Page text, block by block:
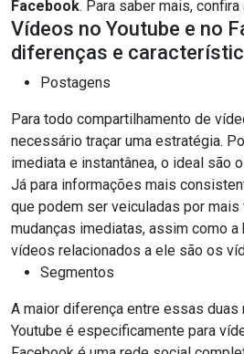
Facebook. Para saber mais, confira
Vídeos no Youtube e no
diferenças e
Postagens
Para todo compartilhamento de
necessário traçar uma estratégia.
imediata e instantânea, o ideal são
Já para informações mais
que podem ser veiculadas por
mudanças imediatas, assim como
vídeos relacionados a ele são os
Segmentos
A maior diferença entre essas
Youtube é especificamente para